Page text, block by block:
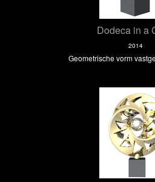
Dodeca in a
2014
Geometrische vorm